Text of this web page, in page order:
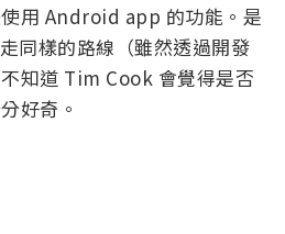
用 Android app 的功能。是
同樣的路線（雖然透過開發
知道 Tim Cook 會覺得是否
好奇。